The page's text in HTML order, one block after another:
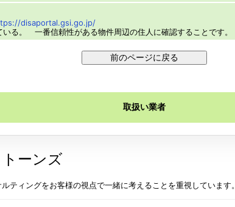
disaportal.gsi.go.jp/
る。 一番信頼性がある物件周辺の住人に確認することです。
取扱い業者
ーンズ
ティングをお客様の視点で一緒に考えることを重視しています。